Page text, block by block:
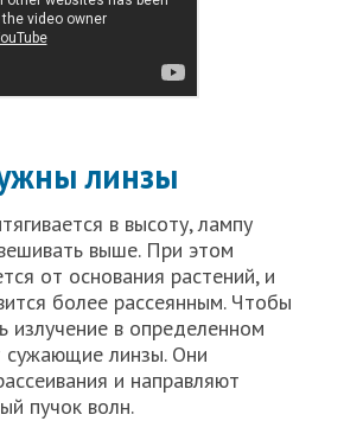
линзы
в высоту, лампу
выше. При этом
от основания растений, и
более рассеянным. Чтобы
излучение в определенном
сужающие линзы. Они
и направляют
пучок волн.